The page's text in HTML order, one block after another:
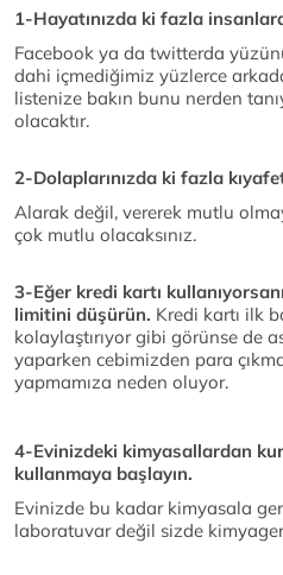
1-Hayatınızda ki fazla
Facebook ya da twitterda
dahi içmediğimiz yüzlerce
listenize bakın bunu nerden
olacaktır.
2-Dolaplarınızda ki fazla
Alarak değil, vererek mutlu
çok mutlu olacaksınız.
3-Eğer kredi kartı
limitini düşürün. Kredi kartı ilk
kolaylaştırıyor gibi görünse de
yaparken cebimizden para
yapmamıza neden oluyor.
4-Evinizdeki kimyasallardan
kullanmaya başlayın.
Evinizde bu kadar kimyasala
laboratuvar değil sizde